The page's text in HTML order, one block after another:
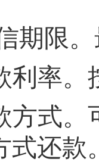
期限。
利率。
方式。
式还款